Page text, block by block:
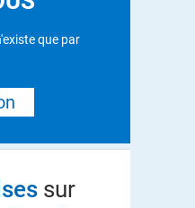
que par
sur